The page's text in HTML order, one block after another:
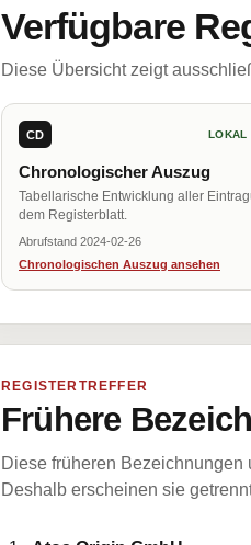
Verfügbare
Diese Übersicht zeigt
CD LOKAL
Chronologischer Auszug
Tabellarische Entwicklung aller
dem Registerblatt.
Abrufstand 2024-02-26
Chronologischen Auszug ansehen
REGISTERTREFFER
Frühere
Diese früheren
Deshalb erscheinen sie